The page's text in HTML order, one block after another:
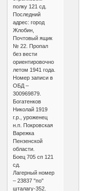
полку 121 сд.
Последний
адрес: город
Жлобин,
Почтовый ящик
№ 22. Пропал
без вести
ориентировочно
летом 1941 года.
Номер записи в
ОБД –
300969879.
Богатенков
Николай 1919
г.р., уроженец
н.п. Покровская
Варежка
Пензенской
области.
Боец 705 сп 121
сд.
Лагерный номер
– 23837 "по"
шталагу-352.